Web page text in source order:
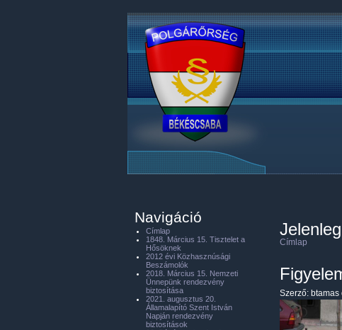
Címlap
Szerző: btamas
Navigáció
Címlap
1848. Március 15. Tisztelet a
Hősöknek
2012 évi Közhasznúsági
Beszámolók
2018. Március 15. Nemzeti
Ünnepünk rendezvény
biztosítása
2021. augusztus 20.
Államalapító Szent István
Napján rendezvény
biztosítások